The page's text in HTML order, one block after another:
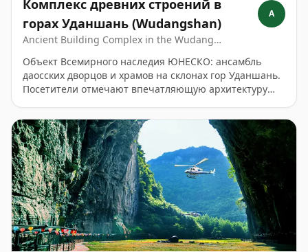
Комплекс древних строений в
горах Уданшань (Wudangshan)
Ancient Building Complex in the Wudang
Building Complex
A
Объект Всемирного наследия ЮНЕСКО: ансамбль
даосских дворцов и храмов на склонах гор Уданшань.
Посетители отмечают впечатляющую архитектуру
практику тайцзи и кунгфу; многие советуют
подниматься на канатной дороге и выделить
несколько часов.